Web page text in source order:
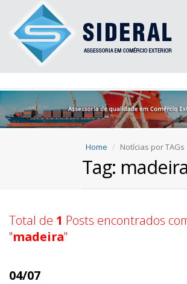
Home Notícias por TAGs
Tag: madeira
Total de 1 Posts encontrados
"madeira"
04/07